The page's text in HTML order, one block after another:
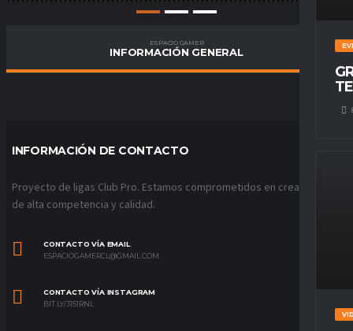
ESPACIO GAMER
INFORMACIÓN GENERAL
INFORMACIÓN DE CONTACTO
Proyecto de ligas Club Pro. Estamos comprometidos en crear ligas
de alta competencia y calidad.
CONTACTO VÍA EMAIL
ESPACIOGAMERCL@GMAIL.COM
CONTACTO VÍA INSTAGRAM
BIT.LY/31S1RNL